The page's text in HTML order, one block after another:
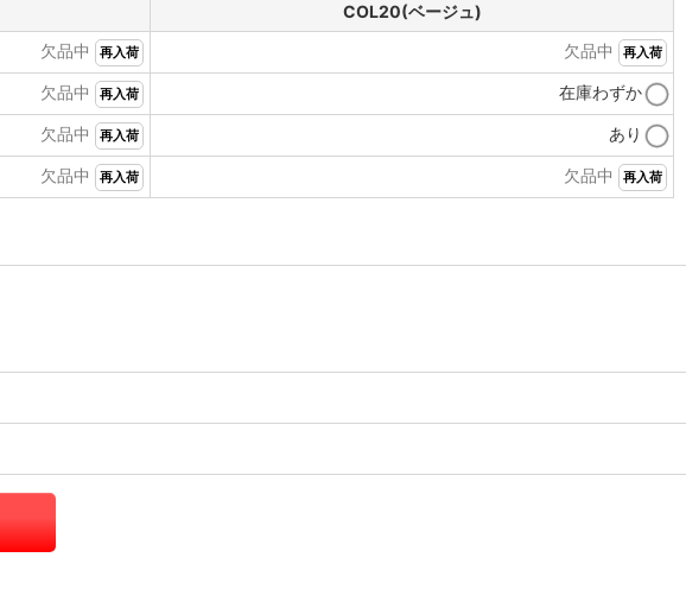
COL20(ベージュ)
欠品中 再入荷 欠品中 再入荷
欠品中 再入荷 在庫わずか
欠品中 再入荷 あり
欠品中 再入荷 欠品中 再入荷